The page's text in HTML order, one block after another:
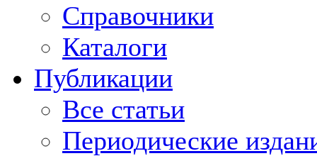
Справочники
Каталоги
Публикации
Все статьи
Периодические